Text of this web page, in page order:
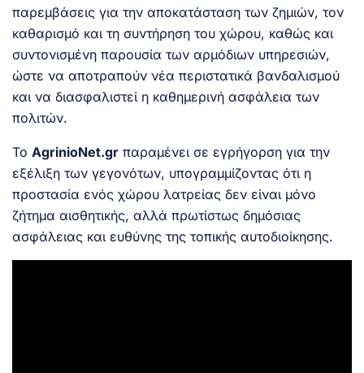
παρεμβάσεις για την αποκατάσταση των ζημιών, τον
καθαρισμό και τη συντήρηση του χώρου, καθώς και
συντονισμένη παρουσία των αρμόδιων υπηρεσιών,
ώστε να αποτραπούν νέα περιστατικά βανδαλισμού
και να διασφαλιστεί η καθημερινή ασφάλεια των
πολιτών.
Το AgrinioNet.gr παραμένει σε εγρήγορση για την
εξέλιξη των γεγονότων, υπογραμμίζοντας ότι η
προστασία ενός χώρου λατρείας δεν είναι μόνο
ζήτημα αισθητικής, αλλά πρωτίστως δημόσιας
ασφάλειας και ευθύνης της τοπικής αυτοδιοίκησης.